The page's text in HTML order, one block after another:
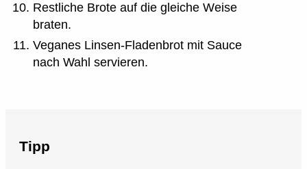
Restliche Brote auf die gleiche Weise
braten.
Veganes Linsen-Fladenbrot mit Sauce
nach Wahl servieren.
Tipp